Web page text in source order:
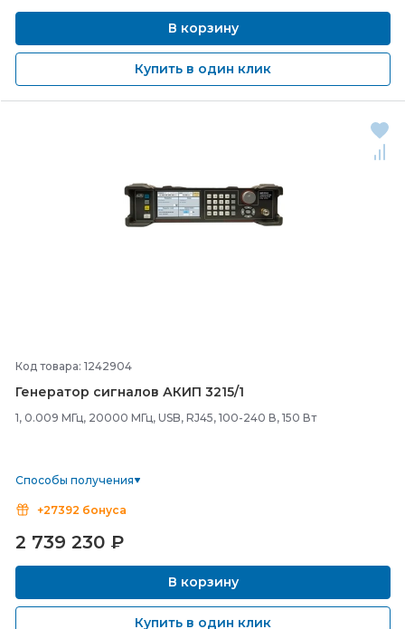
В корзину
Купить в один клик
Код товара: 1242904
Генератор сигналов АКИП 3215/1
1, 0.009 МГц, 20000 МГц, USB, RJ45, 100-240 В, 150 Вт
Способы получения
+27392 бонуса
2 739 230 ₽
В корзину
Купить в один клик